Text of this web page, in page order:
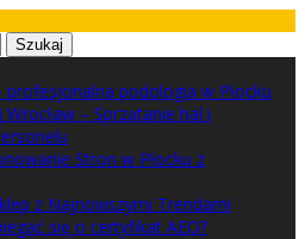
podologia w Płocku
– Sprzątanie hal i
Stron w Płocku z
z Najnowszymi Trendami
się o certyfikat AEO?